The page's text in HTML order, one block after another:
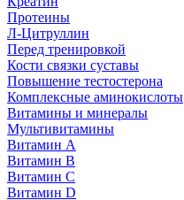
Протеины
Л-Цитруллин
Перед тренировкой
Кости связки суставы
Повышение тестостерона
Комплексные аминокислоты
Витамины и минералы
Мультивитамины
Витамин A
Витамин B
Витамин C
Витамин D